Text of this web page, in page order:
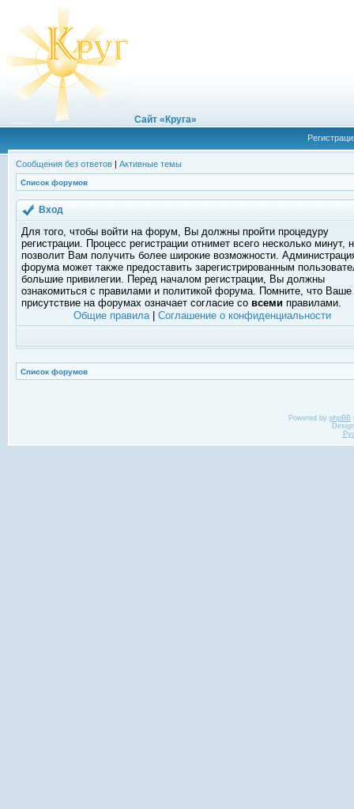
Сайт «Круга»
Сообщения без ответов | Активные темы
Список форумов
Вход
Для того, чтобы войти на форум, Вы должны пройти процедуру
регистрации. Процесс регистрации отнимет всего несколько минут,
позволит Вам получить более широкие возможности.
форума может также предоставить зарегистрированным
большие привилегии. Перед началом регистрации, Вы должны
ознакомиться с правилами и политикой форума. Помните, что Ваше
присутствие на форумах означает согласие со всеми правилами.
Общие правила| Соглашение о конфиденциальности
Список форумов
Powered by phpBB